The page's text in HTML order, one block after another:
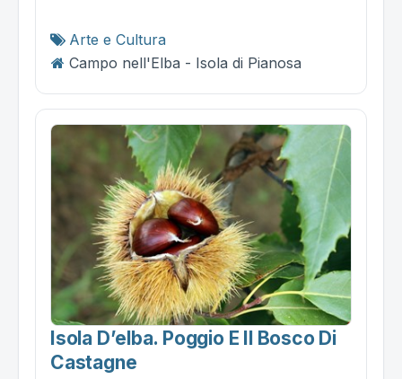
Arte e Cultura
Campo nell'Elba - Isola di Pianosa
Isola D’elba. Poggio E Il Bosco Di
Castagne